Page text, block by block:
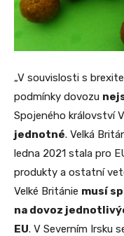
„V souvislosti s
podmínky dovozu
Spojeného království
jednotné. Velká
ledna 2021 stala pro
produkty a ostatní
Velké Británie musí
na dovoz
EU. V Severním Irsku